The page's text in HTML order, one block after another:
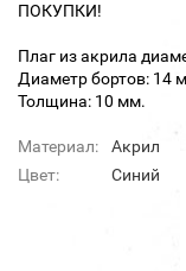
ПОКУПКИ!
Плаг из акрила
Диаметр бортов: 14
Толщина: 10 мм.
Материал:
Акрил
Цвет:
Синий